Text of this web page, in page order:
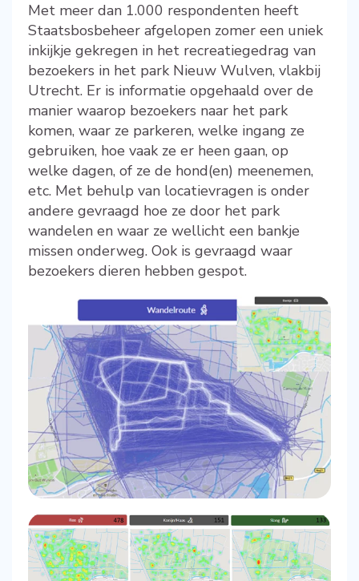
Met meer dan 1.000 respondenten heeft
Staatsbosbeheer afgelopen zomer een uniek
inkijkje gekregen in het recreatiegedrag van
bezoekers in het park Nieuw Wulven, vlakbij
Utrecht. Er is informatie opgehaald over de
manier waarop bezoekers naar het park
komen, waar ze parkeren, welke ingang ze
gebruiken, hoe vaak ze er heen gaan, op
welke dagen, of ze de hond(en) meenemen,
etc. Met behulp van locatievragen is onder
andere gevraagd hoe ze door het park
wandelen en waar ze wellicht een bankje
missen onderweg. Ook is gevraagd waar
bezoekers dieren hebben gespot.